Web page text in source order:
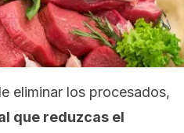
eliminar los procesados,
que reduzcas el